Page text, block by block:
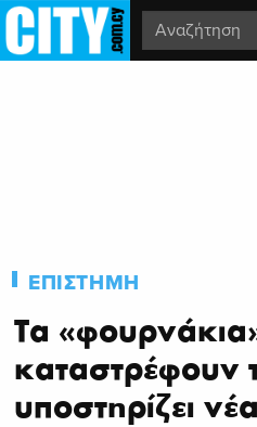
ΕΠΙΣΤΗΜΗ
Τα
καταστρέφουν
υποστηρίζει